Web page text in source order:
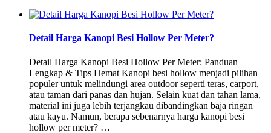
Detail Harga Kanopi Besi Hollow Per Meter?
Detail Harga Kanopi Besi Hollow Per Meter: Panduan
Lengkap & Tips Hemat Kanopi besi hollow menjadi pilihan
populer untuk melindungi area outdoor seperti teras, carport,
atau taman dari panas dan hujan. Selain kuat dan tahan lama,
material ini juga lebih terjangkau dibandingkan baja ringan
atau kayu. Namun, berapa sebenarnya harga kanopi besi
hollow per meter? …